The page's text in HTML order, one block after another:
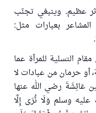
عظيم. وينبغي تجنّب
بعبارات مثل:
التسلية للمرأة عما
أو حرمان من عبادات لا
عَائِشَةَ رضي الله عنها
وسلم وَلَا نَُرَى إِلَّا